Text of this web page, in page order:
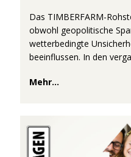
Das TIMBERFARM-
obwohl geopolitische
wetterbedingte
beeinflussen. In den
Mehr...